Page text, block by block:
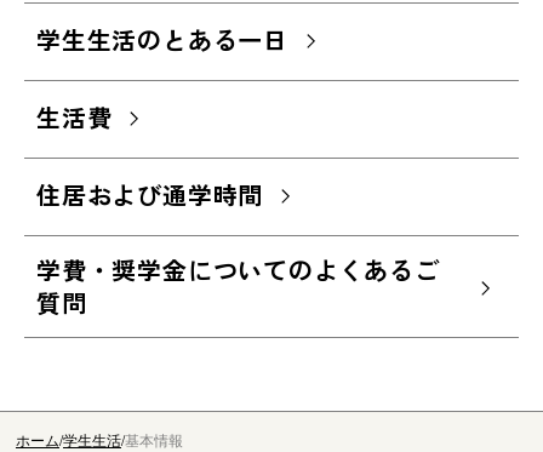
学生生活のとある一日
生活費
住居および通学時間
学費・奨学金についてのよくあるご
質問
ホーム 学生生活基本情報